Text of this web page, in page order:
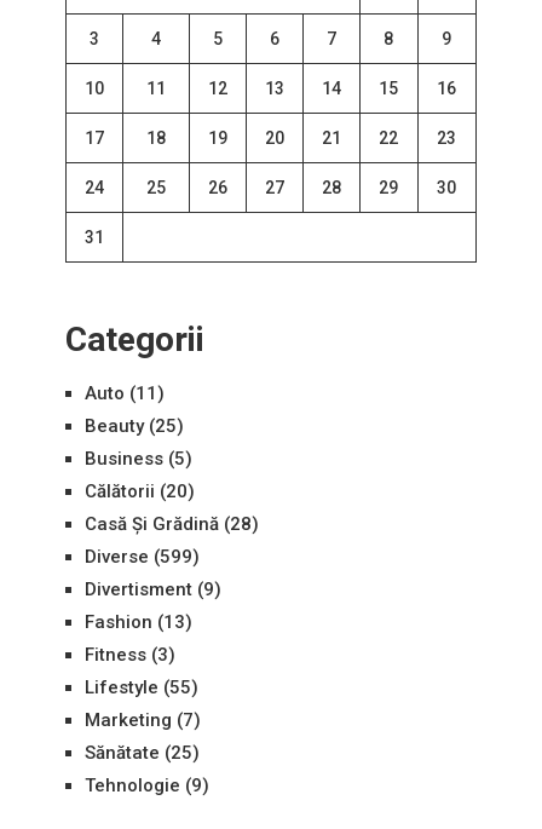
3 4 5 6 7 8 9
10 11 12 13 14 15 16
17 18 19 20 21 22 23
24 25 26 27 28 29 30
31
Categorii
Auto (11)
Beauty(25)
Business(5)
Călătorii (20)
Casă Și Grădină(28)
Diverse (599)
Divertisment(9)
Fashion (13)
Fitness(3)
Lifestyle (55)
Marketing (7)
Sănătate (25)
Tehnologie (9)